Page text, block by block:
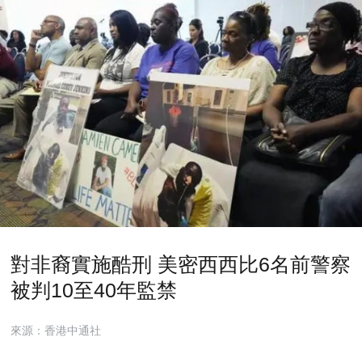
對非裔實施酷刑 美密西西比6名前警察
被判10至40年監禁
來源：香港中通社